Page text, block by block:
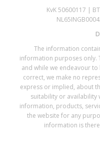
KvK 50600117 |
The information
information purposes only.
and while we endeavour
correct, we make no
express or implied, about
suitability or availability
information, products,
the website for any
information is